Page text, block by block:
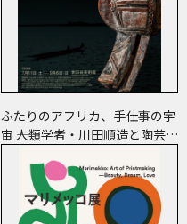
ふたりのアフリカ、手仕事の宇
宙 ――人類学者・川田順造と陶芸作